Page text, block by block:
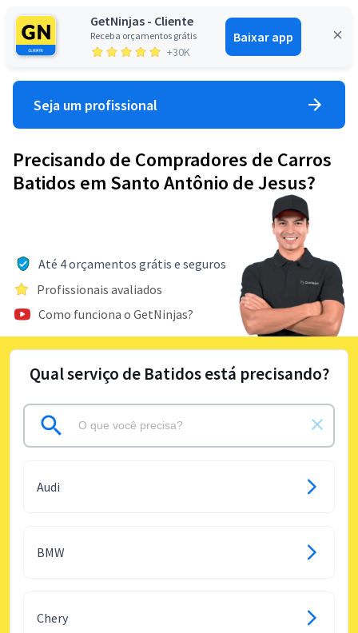
GetNinjas - Cliente
Receba orçamentos grátis
+30K
Baixar app
Entrar
Seja um profissional
Precisando de Compradores de Carros
Batidos em Santo Antônio de Jesus?
Até 4 orçamentos grátis e seguros
Profissionais avaliados
Como funciona o GetNinjas?
Qual serviço de Batidos está precisando?
Audi
BMW
Chery